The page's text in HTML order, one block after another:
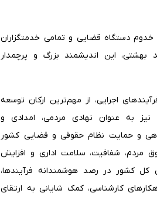
خدوم دستگاه قضایی و تمامی خدمتگزاران
این اندیشمند بزرگ و پرچمدار
اجرایی، از مهم‌ترین ارکان توسعه
به عنوان نهادی مردمی، امدادی و
و حمایت نظام حقوقی و قضایی کشور
مردم، شفافیت، سلامت اداری و افزایش
کشور در رصد هوشمندانه فرآیندها،
کارشناسی، کمک شایانی به ارتقای